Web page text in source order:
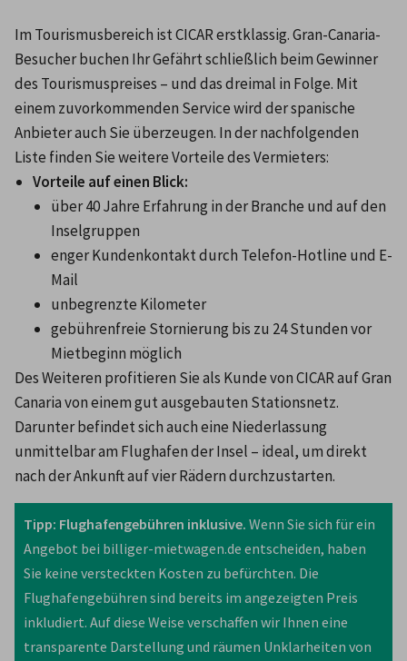
Im Tourismusbereich ist CICAR erstklassig. Gran-Canaria-
Besucher buchen Ihr Gefährt schließlich beim Gewinner
des Tourismuspreises – und das dreimal in Folge. Mit
einem zuvorkommenden Service wird der spanische
Anbieter auch Sie überzeugen. In der nachfolgenden
Liste finden Sie weitere Vorteile des Vermieters:
Vorteile auf einen Blick:
über 40 Jahre Erfahrung in der Branche und auf den
Inselgruppen
enger Kundenkontakt durch Telefon-Hotline und E-
Mail
unbegrenzte Kilometer
gebührenfreie Stornierung bis zu 24 Stunden vor
Mietbeginn möglich
Des Weiteren profitieren Sie als Kunde von CICAR auf Gran
Canaria von einem gut ausgebauten Stationsnetz.
Darunter befindet sich auch eine Niederlassung
unmittelbar am Flughafen der Insel – ideal, um direkt
nach der Ankunft auf vier Rädern durchzustarten.
Tipp: Flughafengebühren inklusive. Wenn Sie sich für ein
Angebot bei billiger-mietwagen.de entscheiden, haben
Sie keine versteckten Kosten zu befürchten. Die
Flughafengebühren sind bereits im angezeigten Preis
inkludiert. Auf diese Weise verschaffen wir Ihnen eine
transparente Darstellung und räumen Unklarheiten von